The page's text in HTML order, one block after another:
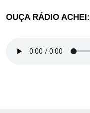
OUÇA RÁDIO ACHEI: